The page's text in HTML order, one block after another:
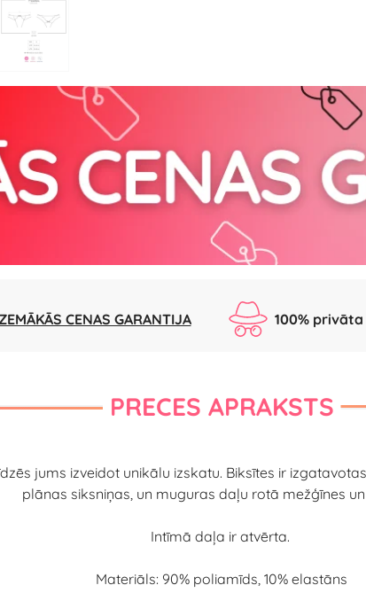
CENAS GARANTIJA 100%
PRECES APRAKSTS
jums izveidot unikālu izskatu. Biksītes ir
plānas siksniņas, un muguras daļu rotā mežģīnes
Intīmā daļa ir atvērta.
Materiāls: 90% poliamīds, 10% elastāns